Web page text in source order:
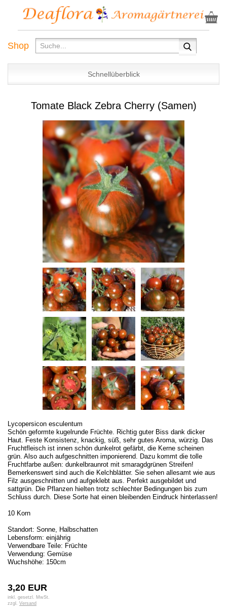
Shop
Schnellüberblick
Tomate Black Zebra Cherry (Samen)
Lycopersicon esculentum
Schön geformte kugelrunde Früchte. Richtig guter Biss dank dicker
Haut. Feste Konsistenz, knackig, süß, sehr gutes Aroma, würzig. Das
Fruchtfleisch ist innen schön dunkelrot gefärbt, die Kerne scheinen
grün. Also auch aufgeschnitten imponierend. Dazu kommt die tolle
Fruchtfarbe außen: dunkelbraunrot mit smaragdgrünen Streifen!
Bemerkenswert sind auch die Kelchblätter. Sie sehen allesamt wie aus
Filz ausgeschnitten und aufgeklebt aus. Perfekt ausgebildet und
sattgrün. Die Pflanzen hielten trotz schlechter Bedingungen bis zum
Schluss durch. Diese Sorte hat einen bleibenden Eindruck hinterlassen!
10 Korn
Standort: Sonne, Halbschatten
Lebensform: einjährig
Verwendbare Teile: Früchte
Verwendung: Gemüse
Wuchshöhe: 150cm
3,20 EUR
inkl. gesetzl. MwSt.
zzgl. Versand